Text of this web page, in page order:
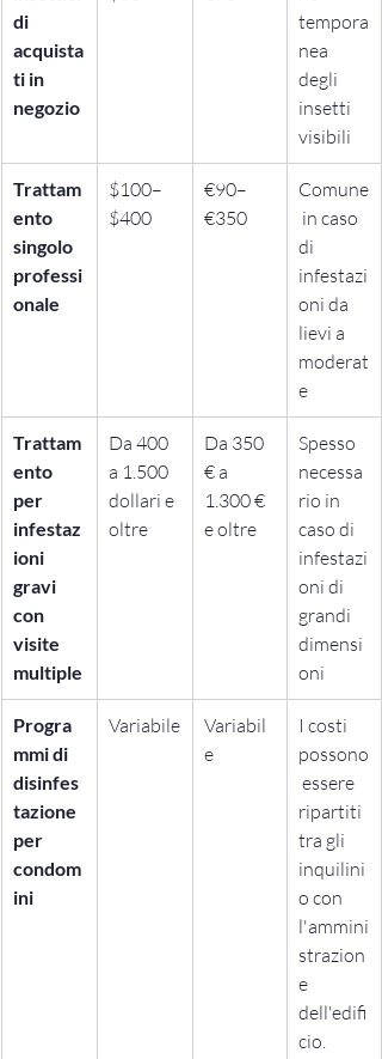
di
acquista
ti in
negozio
tempora
nea
degli
insetti
visibili
Trattam
ento
singolo
professi
onale
$100–
$400
€90–
€350
Comune
in caso
di
infestazi
oni da
lievi a
moderat
e
Trattam
ento
per
infestaz
ioni
gravi
con
visite
multiple
Da 400
a 1.500
dollari e
oltre
Da 350
€ a
1.300 €
e oltre
Spesso
necessa
rio in
caso di
infestazi
oni di
grandi
dimensi
oni
Progra
mmi di
disinfes
tazione
per
condom
ini
Variabile
Variabil
e
I costi
possono
essere
ripartiti
tra gli
inquilini
o con
l'ammini
strazion
e
dell'edifi
cio.